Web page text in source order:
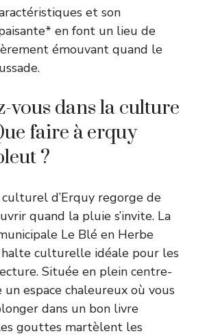
et son
en font un lieu de
émouvant quand le
vous dans la culture
faire à erquy
?
d’Erquy regorge de
quand la pluie s’invite. La
Le Blé en Herbe
culturelle idéale pour les
Située en plein centre-
espace chaleureux où vous
dans un bon livre
gouttes martèlent les